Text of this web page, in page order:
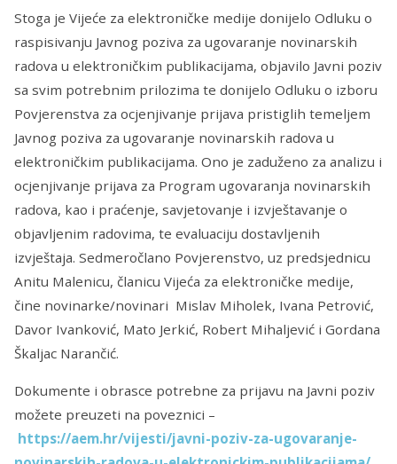
Stoga je Vijeće za elektroničke medije donijelo Odluku o
raspisivanju Javnog poziva za ugovaranje novinarskih
radova u elektroničkim publikacijama, objavilo Javni poziv
sa svim potrebnim prilozima te donijelo Odluku o izboru
Povjerenstva za ocjenjivanje prijava pristiglih temeljem
Javnog poziva za ugovaranje novinarskih radova u
elektroničkim publikacijama. Ono je zaduženo za analizu i
ocjenjivanje prijava za Program ugovaranja novinarskih
radova, kao i praćenje, savjetovanje i izvještavanje o
objavljenim radovima, te evaluaciju dostavljenih
izvještaja. Sedmeročlano Povjerenstvo, uz predsjednicu
Anitu Malenicu, članicu Vijeća za elektroničke medije,
čine novinarke/novinari Mislav Miholek, Ivana Petrović,
Davor Ivanković, Mato Jerkić, Robert Mihaljević i Gordana
Škaljac Narančić.
Dokumente i obrasce potrebne za prijavu na Javni poziv
možete preuzeti na poveznici –
https://aem.hr/vijesti/javni-poziv-za-ugovaranje-